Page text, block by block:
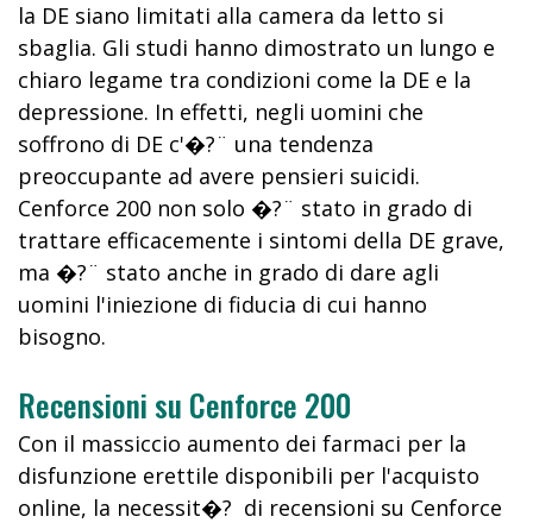
la DE siano limitati alla camera da letto si
sbaglia. Gli studi hanno dimostrato un lungo e
chiaro legame tra condizioni come la DE e la
depressione. In effetti, negli uomini che
soffrono di DE c'�?¨ una tendenza
preoccupante ad avere pensieri suicidi.
Cenforce 200 non solo �?¨ stato in grado di
trattare efficacemente i sintomi della DE grave,
ma �?¨ stato anche in grado di dare agli
uomini l'iniezione di fiducia di cui hanno
bisogno.
Recensioni su Cenforce 200
Con il massiccio aumento dei farmaci per la
disfunzione erettile disponibili per l'acquisto
online, la necessit�? di recensioni su Cenforce